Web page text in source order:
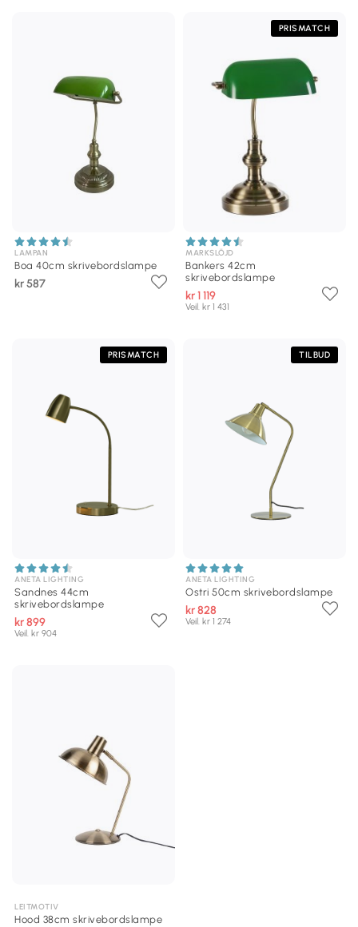
LAMPAN
Boa 40cm skrivebordslampe
kr 587
PRISMATCH
MARKSLÖJD
Bankers 42cm
skrivebordslampe
kr 1 119
Veil. kr 1 431
PRISMATCH
ANETA LIGHTING
Sandnes 44cm
skrivebordslampe
kr 899
Veil. kr 904
TILBUD
ANETA LIGHTING
Ostri 50cm skrivebordslampe
kr 828
Veil. kr 1 274
LEITMOTIV
Hood 38cm skrivebordslampe